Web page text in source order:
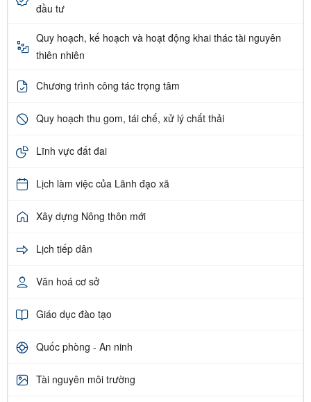
đầu tư
Quy hoạch, kế hoạch và hoạt động khai thác tài nguyên
thiên nhiên
Chương trình công tác trọng tâm
Quy hoạch thu gom, tái chế, xử lý chất thải
Lĩnh vực đất đai
Lịch làm việc của Lãnh đạo xã
Xây dựng Nông thôn mới
Lịch tiếp dân
Văn hoá cơ sở
Giáo dục đào tạo
Quốc phòng - An ninh
Tài nguyên môi trường